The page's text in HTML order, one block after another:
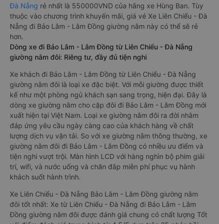
Đà Nẵng rẻ nhất là 550000VND của hãng xe Hùng Ban. Tùy
thuộc vào chương trình khuyến mãi, giá vé Xe Liên Chiểu - Đà
Nẵng đi Bảo Lâm - Lâm Đồng giường nằm này có thể sẽ rẻ
hơn.
Dòng xe đi Bảo Lâm - Lâm Đồng từ Liên Chiểu - Đà Nẵng
giường nằm đôi: Riêng tư, đầy đủ tiện nghi
Xe khách đi Bảo Lâm - Lâm Đồng từ Liên Chiểu - Đà Nẵng
giường nằm đôi là loại xe đặc biệt. Với mỗi giường được thiết
kế như một phòng ngủ khách sạn sang trọng, hiện đại. Đây là
dòng xe giường nằm cho cặp đôi đi Bảo Lâm - Lâm Đồng mới
xuất hiện tại Việt Nam. Loại xe giường nằm đôi ra đời nhằm
đáp ứng yêu cầu ngày càng cao của khách hàng về chất
lượng dịch vụ vận tải. So với xe giường nằm thông thường, xe
giường nằm đôi đi Bảo Lâm - Lâm Đồng có nhiều ưu điểm và
tiện nghi vượt trội. Màn hình LCD với hàng nghìn bộ phim giải
trí, wifi, và nước uống và chăn đắp miễn phí phục vụ hành
khách suốt hành trình.
Xe Liên Chiểu - Đà Nẵng Bảo Lâm - Lâm Đồng giường nằm
đôi tốt nhất: Xe từ Liên Chiểu - Đà Nẵng đi Bảo Lâm - Lâm
Đồng giường nằm đôi được đánh giá chung có chất lượng Tốt